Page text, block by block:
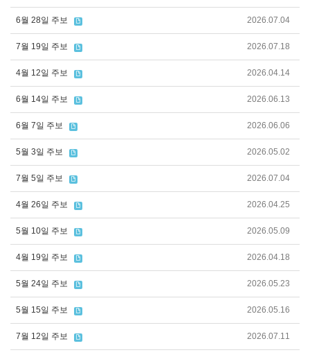
6월 28일 주보 2026.07.04
7월 19일 주보 2026.07.18
4월 12일 주보 2026.04.14
6월 14일 주보 2026.06.13
6월 7일 주보 2026.06.06
5월 3일 주보 2026.05.02
7월 5일 주보 2026.07.04
4월 26일 주보 2026.04.25
5월 10일 주보 2026.05.09
4월 19일 주보 2026.04.18
5월 24일 주보 2026.05.23
5월 15일 주보 2026.05.16
7월 12일 주보 2026.07.11